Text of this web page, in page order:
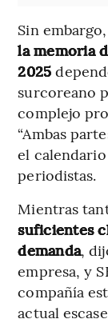
Sin
la memoria
2025
surcoreano
complejo
“Ambas
el
periodistas.
Mientras
suficientes
demanda,
empresa, y
compañía
actual